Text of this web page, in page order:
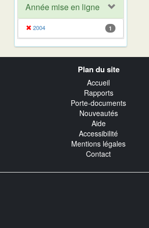
Année mise en ligne
2004 1
Plan du site
Accueil
Rapports
Porte-documents
Nouveautés
Aide
Accessibilité
Mentions légales
Contact